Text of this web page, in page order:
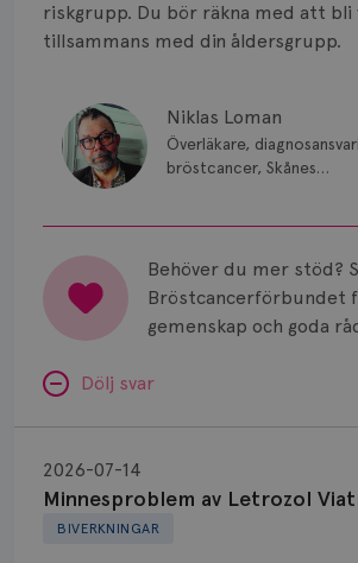
riskgrupp. Du bör räkna med att bli
tillsammans med din åldersgrupp.
Niklas Loman
Överläkare,
bröstcancer, Skånes
Behöver du mer stöd?
Bröstcancerförbundet
gemenskap och goda
Dölj svar
BIVERKNINGAR
Minnesproblem av Letrozol
2026-07-14
Letrozol
Viatris?
Risker
Strålning
Vätska